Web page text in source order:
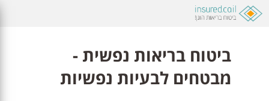
ביטוח בריאות נפשית -
מבטחים לבעיות נפשיות